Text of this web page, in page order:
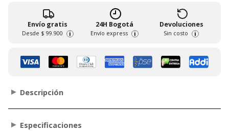
Envío gratis
Desde $ 99.900 i
24H Bogotá
Envío express i
Devoluciones
Sin costo i
Descripción
Especificaciones